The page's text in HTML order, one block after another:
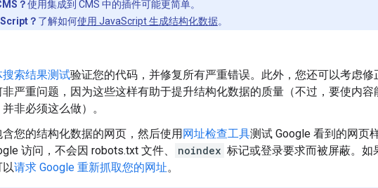
？使用集成到 CMS 中的插件可能更简单。
？ 了解如何使用 JavaScript 生成结构化数据。
搜索结果测试验证您的代码，并修复所有严重错误。此外，您还可以考虑修
严重问题，因为这些这样有助于提升结构化数据的质量（不过，要使内容
非必须这么做）。
您的结构化数据的网页，然后使用网址检查工具测试 Google 看到的网页
访问，不会因 robots.txt 文件、
noindex 标记或登录要求而被屏蔽。如
以请求 Google 重新抓取您的网址。